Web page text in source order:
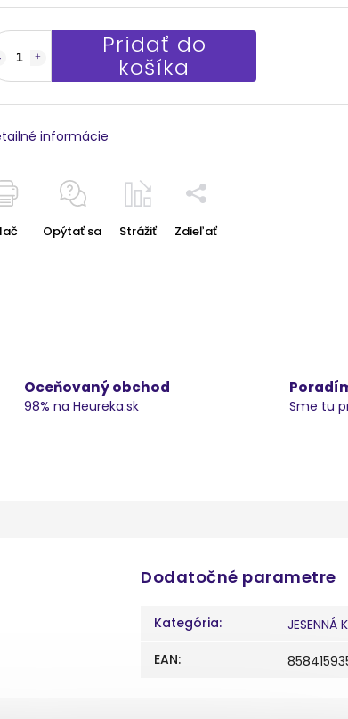
Pridať do
košíka
informácie
Opýtať sa Strážiť Zdieľať
Oceňovaný obchod
98% na Heureka.sk Sme tu
Dodatočné parametre
Kategória:
JESENNÁ
EAN: